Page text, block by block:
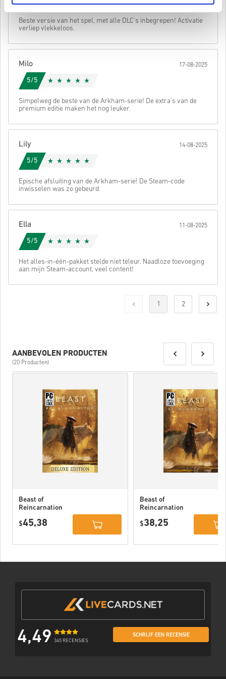
• Kies je product
• Vul je e-mailadres in
• Kies je gewenste betaalmethode
• Rond je bestelling af
Daarna ontvang je een e-mail met een veilige link om je code te
Voor sommige producten kan het zijn dat je meer dan één
code ontvangt.
Annuleren Verstuur
Beste versie van het spel, met alle DLC's inbegrepen! Activatie
verliep vlekkeloos.
Milo 17-08-2025
5/5
Simpelweg de beste van de Arkham-serie! De extra’s van de
premium editie maken het nog leuker.
Lily 14-08-2025
5/5
Epische afsluiting van de Arkham-serie! De Steam-code
inwisselen was zo gebeurd.
Ella 11-08-2025
5/5
Het alles-in-één-pakket stelde niet teleur. Naadloze toevoeging
aan mijn Steam-account, veel content!
1 2
AANBEVOLEN PRODUCTEN
(20 Producten)
Beast of
Reincarnation
PC (STEAM)
$45,38
Beast of
Reincarnation
$38,25
4,49 345 RECENSIES
SCHRIJF EEN RECENSIE